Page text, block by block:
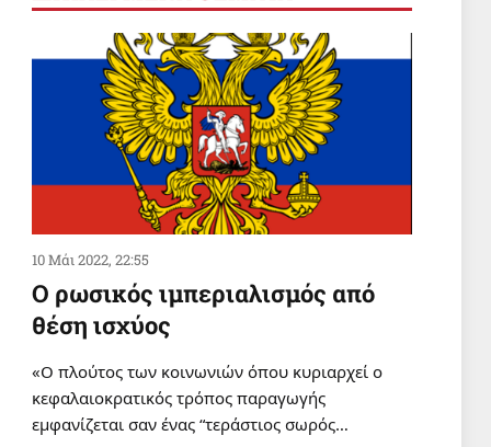
Σαν σήμερα 6 Αυγούστου
6 Αυγ 2026, 00:01
ΔΙΕΘΝΗ
Οι δυνάμεις της Υεμένης
έπληξαν το αεροδρόμιο της
Ναζράν στη Σαουδική Αραβία και
ένα τάνκερ
5 Αυγ 2026, 20:22
10 Μάι 2022, 22:55
Ο ρωσικός ιμπεριαλισμός από
θέση ισχύος
«Ο πλούτος των κοινωνιών όπου κυριαρχεί ο
κεφαλαιοκρατικός τρόπος παραγωγής
εμφανίζεται σαν ένας “τεράστιος σωρός…